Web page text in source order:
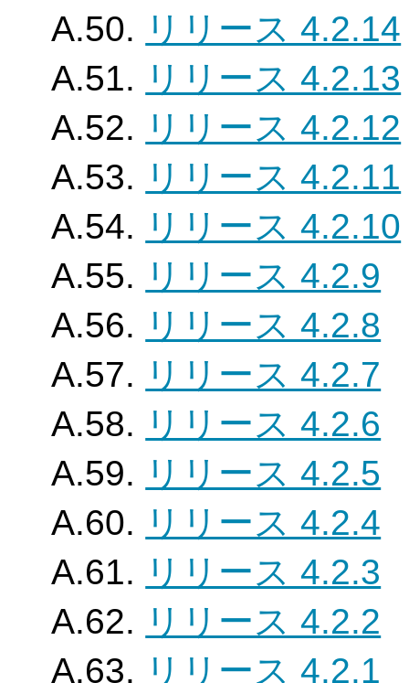
A.50. リリース 4.2.14
A.51. リリース 4.2.13
A.52. リリース 4.2.12
A.53. リリース 4.2.11
A.54. リリース 4.2.10
A.55. リリース 4.2.9
A.56. リリース 4.2.8
A.57. リリース 4.2.7
A.58. リリース 4.2.6
A.59. リリース 4.2.5
A.60. リリース 4.2.4
A.61. リリース 4.2.3
A.62. リリース 4.2.2
A.63. リリース 4.2.1